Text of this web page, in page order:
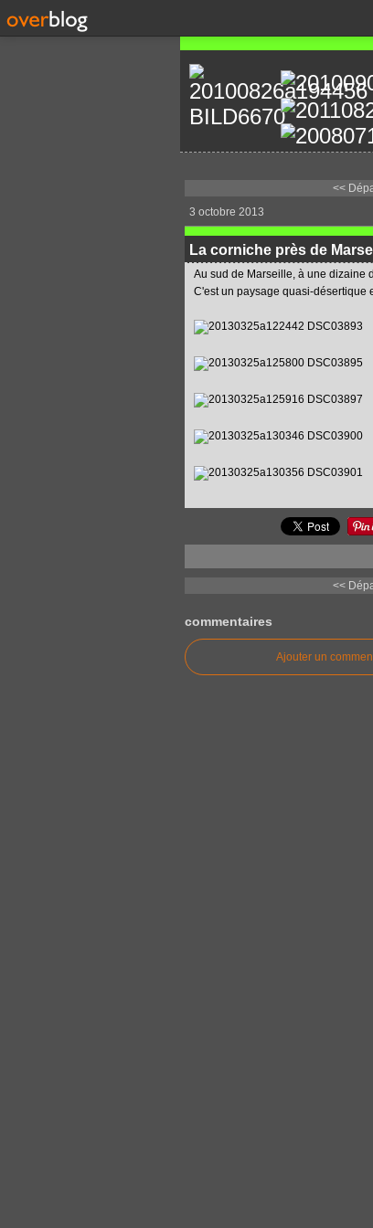
<<
3 octobre 2013
La corniche près de
Au sud de Marseille, à une dizaine
C'est un paysage quasi-désertique
<<
commentaires
Ajouter un